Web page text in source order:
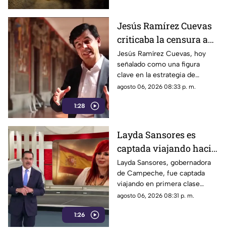
1:28
Jesús Ramírez Cuevas
criticaba la censura a
medios en 2013
Jesús Ramírez Cuevas, hoy
señalado como una figura
clave en la estrategia de
censura del gobierno, criticaba
agosto 06, 2026 08:33 p. m.
1:26
Layda Sansores es
captada viajando hacia
Madrid
Layda Sansores, gobernadora
de Campeche, fue captada
viajando en primera clase
rumbo a Madrid junto a su
agosto 06, 2026 08:31 p. m.